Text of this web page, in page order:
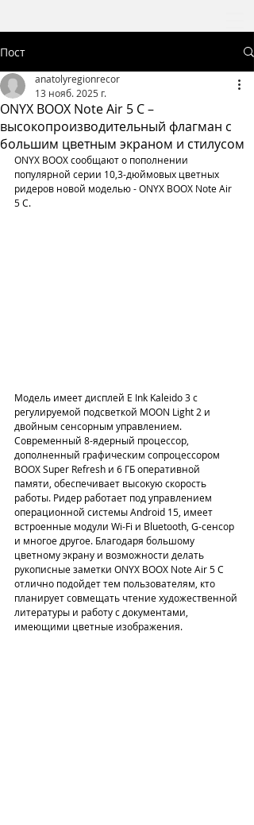
Пост
ONYX BOOX Note Air 5 С –
высокопроизводительный флагман с
большим цветным экраном и стилусом
anatolyregionrecor
13 нояб. 2025 г.
ONYX BOOX сообщают о пополнении
популярной серии 10,3-дюймовых цветных
ридеров новой моделью - ONYX BOOX Note Air
5 С.
Модель имеет дисплей E Ink Kaleido 3 с
регулируемой подсветкой MOON Light 2 и
двойным сенсорным управлением.
Современный 8-ядерный процессор,
дополненный графическим сопроцессором
BOOX Super Refresh и 6 ГБ оперативной
памяти, обеспечивает высокую скорость
работы. Ридер работает под управлением
операционной системы Android 15, имеет
встроенные модули Wi-Fi и Bluetooth, G-сенсор
и многое другое. Благодаря большому
цветному экрану и возможности делать
рукописные заметки ONYX BOOX Note Air 5 С
отлично подойдет тем пользователям, кто
планирует совмещать чтение художественной
литературы и работу с документами,
имеющими цветные изображения.